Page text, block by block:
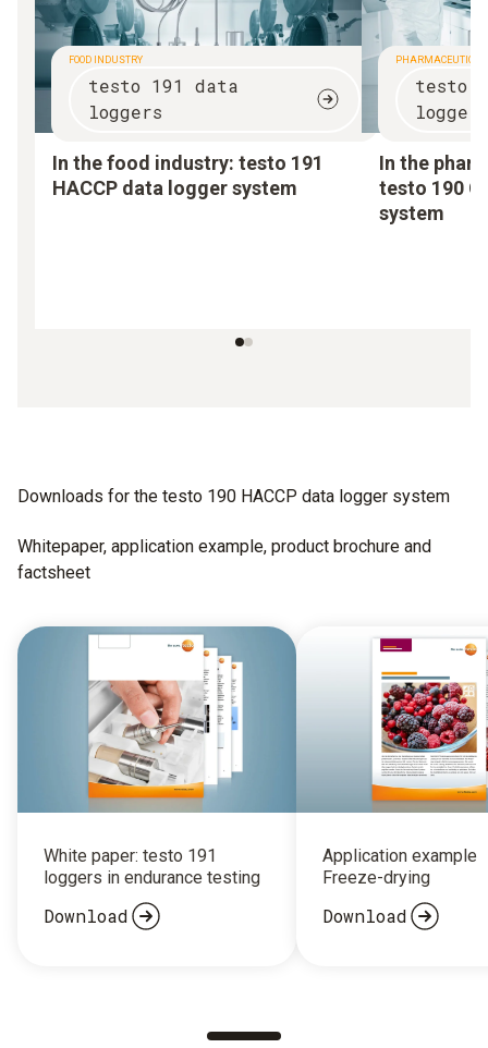
FOOD INDUSTRY
testo 191 data
loggers
In the food industry: testo 191
HACCP data logger system
testo
loggers
In the
testo 190
system
Downloads for the testo 190 HACCP data logger system
Whitepaper, application example, product brochure and
factsheet
White paper: testo 191
loggers in endurance testing
Download
Application example
Freeze-drying
Download